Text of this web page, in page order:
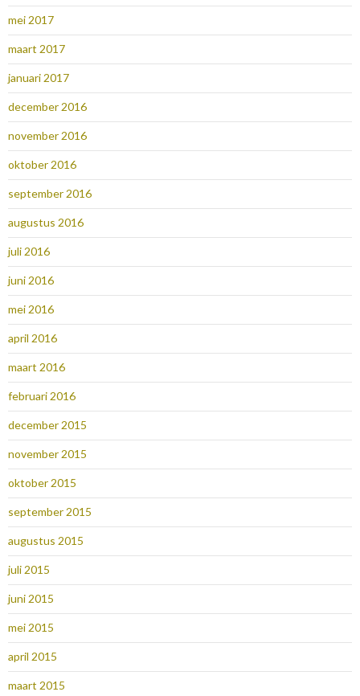
mei 2017
maart 2017
januari 2017
december 2016
november 2016
oktober 2016
september 2016
augustus 2016
juli 2016
juni 2016
mei 2016
april 2016
maart 2016
februari 2016
december 2015
november 2015
oktober 2015
september 2015
augustus 2015
juli 2015
juni 2015
mei 2015
april 2015
maart 2015